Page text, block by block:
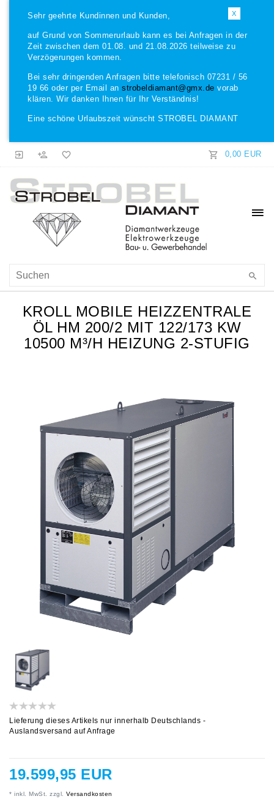
X
Sehr geehrte Kundinnen und Kunden,
auf Grund von Sommerurlaub kann es bei Anfragen in der
Zeit zwischen dem 01.08. und 21.08.2026 teilweise zu
Verzögerungen kommen.
Bei sehr dringenden Anfragen bitte telefonisch 07231 / 56
19 66 oder per Email an strobeldiamant@gmx.de vorab
klären. Wir danken Ihnen für Ihr Verständnis!
Eine schöne Urlaubszeit wünscht STROBEL DIAMANT
0,00 EUR
KROLL MOBILE HEIZZENTRALE
ÖL HM 200/2 MIT 122/173 KW
10500 M³/H HEIZUNG 2-STUFIG
Lieferung dieses Artikels nur innerhalb Deutschlands -
Auslandsversand auf Anfrage
19.599,95 EUR
* inkl. MwSt. zzgl. Versandkosten